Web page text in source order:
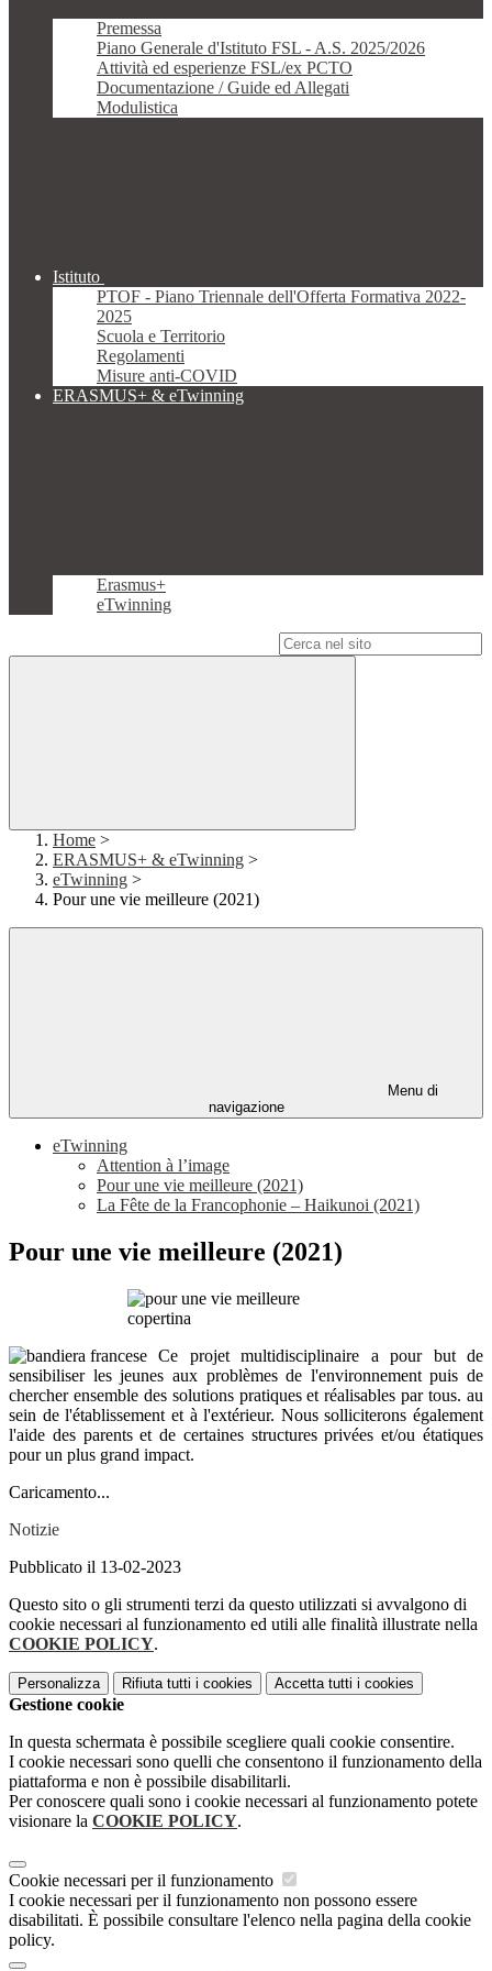
Premessa
Piano Generale d'Istituto FSL - A.S. 2025/2026
Attività ed esperienze FSL/ex PCTO
Documentazione / Guide ed Allegati
Modulistica
Istituto
PTOF - Piano Triennale dell'Offerta Formativa 2022-
2025
Scuola e Territorio
Regolamenti
Misure anti-COVID
ERASMUS+ & eTwinning
Erasmus+
eTwinning
Home >
ERASMUS+ & eTwinning >
eTwinning >
Pour une vie meilleure (2021)
Menu di
navigazione
eTwinning
Attention à l’image
Pour une vie meilleure (2021)
La Fête de la Francophonie – Haikunoi (2021)
Pour une vie meilleure (2021)
Ce projet multidisciplinaire a pour but de
sensibiliser les jeunes aux problèmes de l'environnement puis de
chercher ensemble des solutions pratiques et réalisables par tous. au
sein de l'établissement et à l'extérieur. Nous solliciterons également
l'aide des parents et de certaines structures privées et/ou étatiques
pour un plus grand impact.
Caricamento...
Notizie
Pubblicato il 13-02-2023
Questo sito o gli strumenti terzi da questo utilizzati si avvalgono di
cookie necessari al funzionamento ed utili alle finalità illustrate nella
COOKIE POLICY.
Personalizza Rifiuta tutti i cookies Accetta tutti i cookies
Gestione cookie
In questa schermata è possibile scegliere quali cookie consentire.
I cookie necessari sono quelli che consentono il funzionamento della
piattaforma e non è possibile disabilitarli.
Per conoscere quali sono i cookie necessari al funzionamento potete
visionare la COOKIE POLICY.
Cookie necessari per il funzionamento
I cookie necessari per il funzionamento non possono essere
disabilitati. È possibile consultare l'elenco nella pagina della cookie
policy.